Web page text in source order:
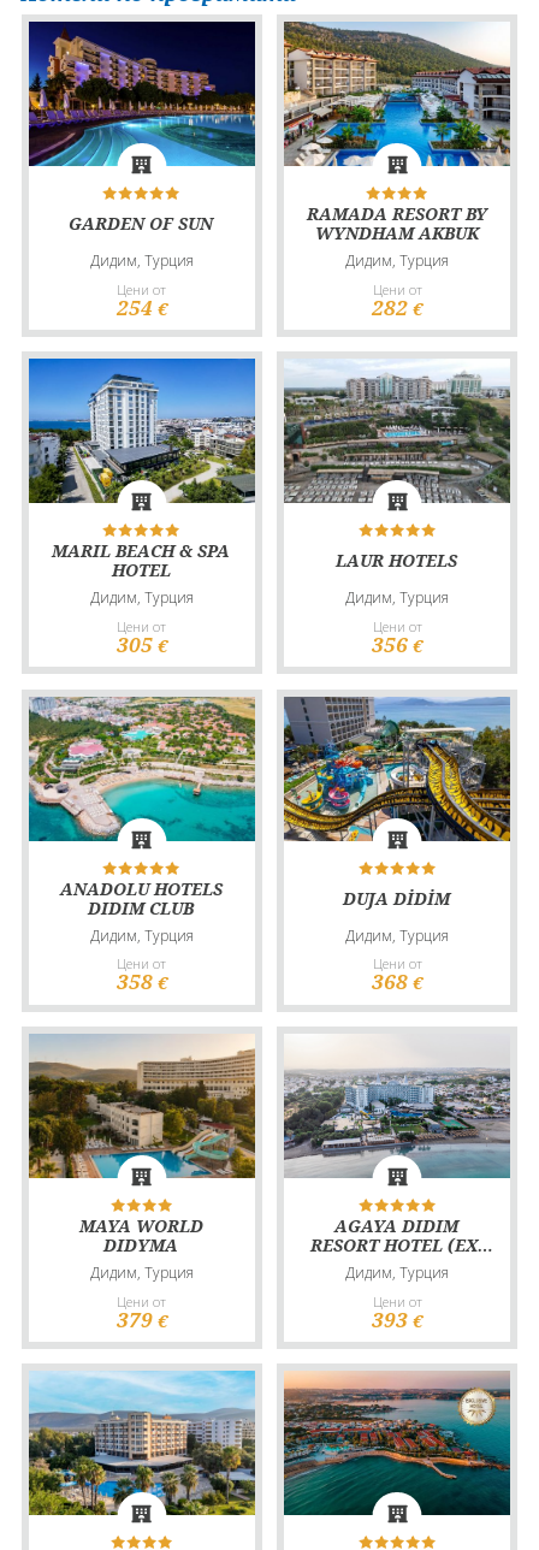
GARDEN OF SUN
Дидим, Турция
Цени от
254 €
RAMADA RESORT BY
WYNDHAM AKBUK
Дидим, Турция
Цени от
282 €
MARIL BEACH & SPA
HOTEL
Дидим, Турция
Цени от
305 €
LAUR HOTELS
Дидим, Турция
Цени от
356 €
ANADOLU HOTELS
DIDIM CLUB
Дидим, Турция
Цени от
358 €
DUJA DİDİM
Дидим, Турция
Цени от
368 €
MAYA WORLD
DIDYMA
Дидим, Турция
Цени от
379 €
AGAYA DIDIM
RESORT HOTEL (EX.
PRIVE HOTEL)
Дидим, Турция
Цени от
393 €